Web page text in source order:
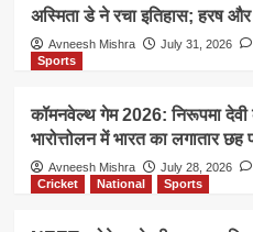
अस्मिता डे ने रचा इतिहास; हरष और
Avneesh Mishra July 31, 2026
Sports
कॉमनवेल्थ गेम 2026: निरूपमा देवी
भारोत्तोलन में भारत का लगातार
Avneesh Mishra July 28, 2026
Cricket
National Sports